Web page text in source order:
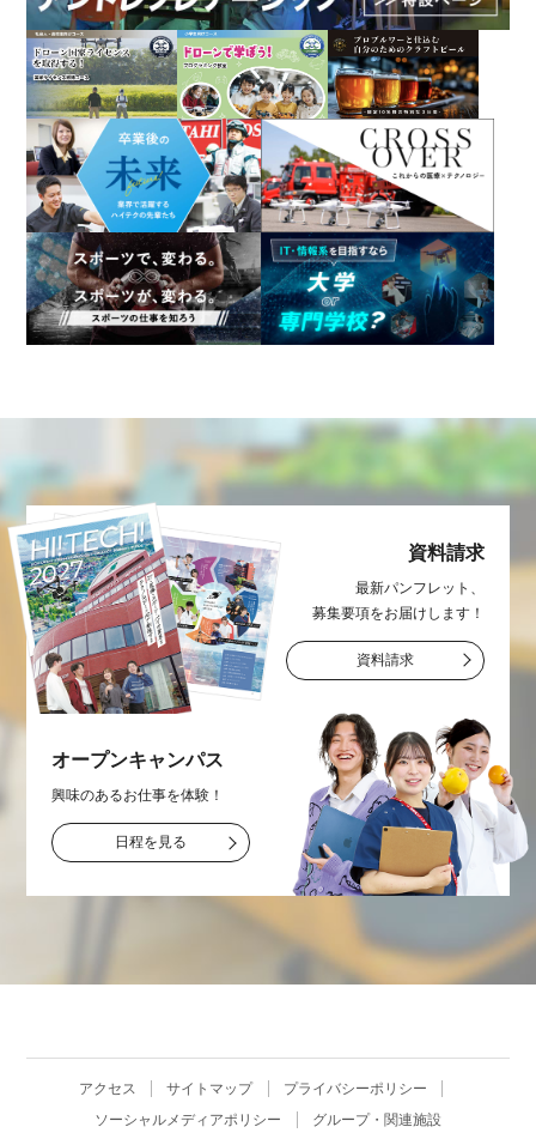
資料請求
最新パンフレット、
募集要項をお届け します！
資料請求
オープンキャンパス
興味のあるお仕事を体験！
日程を見る
アクセス サイトマップ
プライバシーポリシー
ソーシャルメディアポリシー
グループ・関連施設